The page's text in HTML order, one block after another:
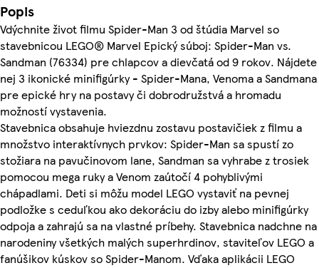
Popis
Vdýchnite život filmu Spider-Man 3 od štúdia Marvel so
stavebnicou LEGO® Marvel Epický súboj: Spider-Man vs.
Sandman (76334) pre chlapcov a dievčatá od 9 rokov.
nej 3 ikonické minifigúrky - Spider-Mana, Venoma a
pre epické hry na postavy či dobrodružstvá a hromadu
možností vystavenia.
Stavebnica obsahuje hviezdnu zostavu postavičiek z filmu a
množstvo interaktívnych prvkov: Spider-Man sa spustí zo
stožiara na pavučinovom lane, Sandman sa vyhrabe z trosiek
pomocou mega ruky a Venom zaútočí 4 pohyblivými
chápadlami. Deti si môžu model LEGO vystaviť na pevnej
podložke s ceduľkou ako dekoráciu do izby alebo minifigúrky
odpoja a zahrajú sa na vlastné príbehy. Stavebnica nadchne na
narodeniny všetkých malých superhrdinov, staviteľov LEGO a
fanúšikov kúskov so Spider-Manom. Vďaka aplikácii LEGO